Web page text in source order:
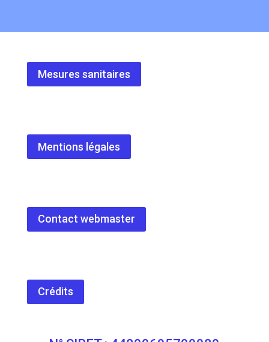
Mesures sanitaires
Mentions légales
Contact webmaster
Crédits